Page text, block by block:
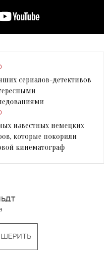
сериалов-детективов
известных немецких
которые покорили
кинематограф